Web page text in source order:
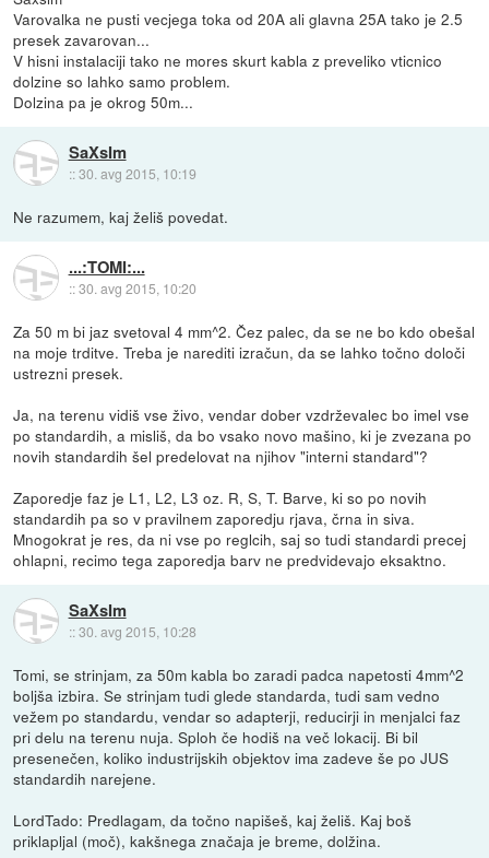
Varovalka ne pusti vecjega toka od 20A ali glavna 25A tako je 2.5
presek zavarovan...
V hisni instalaciji tako ne mores skurt kabla z preveliko vticnico
dolzine so lahko samo problem.
Dolzina pa je okrog 50m...
SaXsIm
::30. avg 2015, 10:19
Ne razumem, kaj želiš povedat.
...:TOMI:...
::30. avg 2015, 10:20
Za 50 m bi jaz svetoval 4 mm^2. Čez palec, da se ne bo kdo obešal
na moje trditve. Treba je narediti izračun, da se lahko točno določi
ustrezni presek.
Ja, na terenu vidiš vse živo, vendar dober vzdrževalec bo imel vse
po standardih, a misliš, da bo vsako novo mašino, ki je zvezana po
novih standardih šel predelovat na njihov "interni standard"?
Zaporedje faz je L1, L2, L3 oz. R, S, T. Barve, ki so po novih
standardih pa so v pravilnem zaporedju rjava, črna in siva.
Mnogokrat je res, da ni vse po reglcih, saj so tudi standardi precej
ohlapni, recimo tega zaporedja barv ne predvidevajo eksaktno.
SaXsIm
::30. avg 2015, 10:28
Tomi, se strinjam, za 50m kabla bo zaradi padca napetosti 4mm^2
boljša izbira. Se strinjam tudi glede standarda, tudi sam vedno
vežem po standardu, vendar so adapterji, reducirji in menjalci faz
pri delu na terenu nuja. Sploh če hodiš na več lokacij. Bi bil
presenečen, koliko industrijskih objektov ima zadeve še po JUS
standardih narejene.
LordTado: Predlagam, da točno napišeš, kaj želiš. Kaj boš
priklapljal (moč), kakšnega značaja je breme, dolžina.